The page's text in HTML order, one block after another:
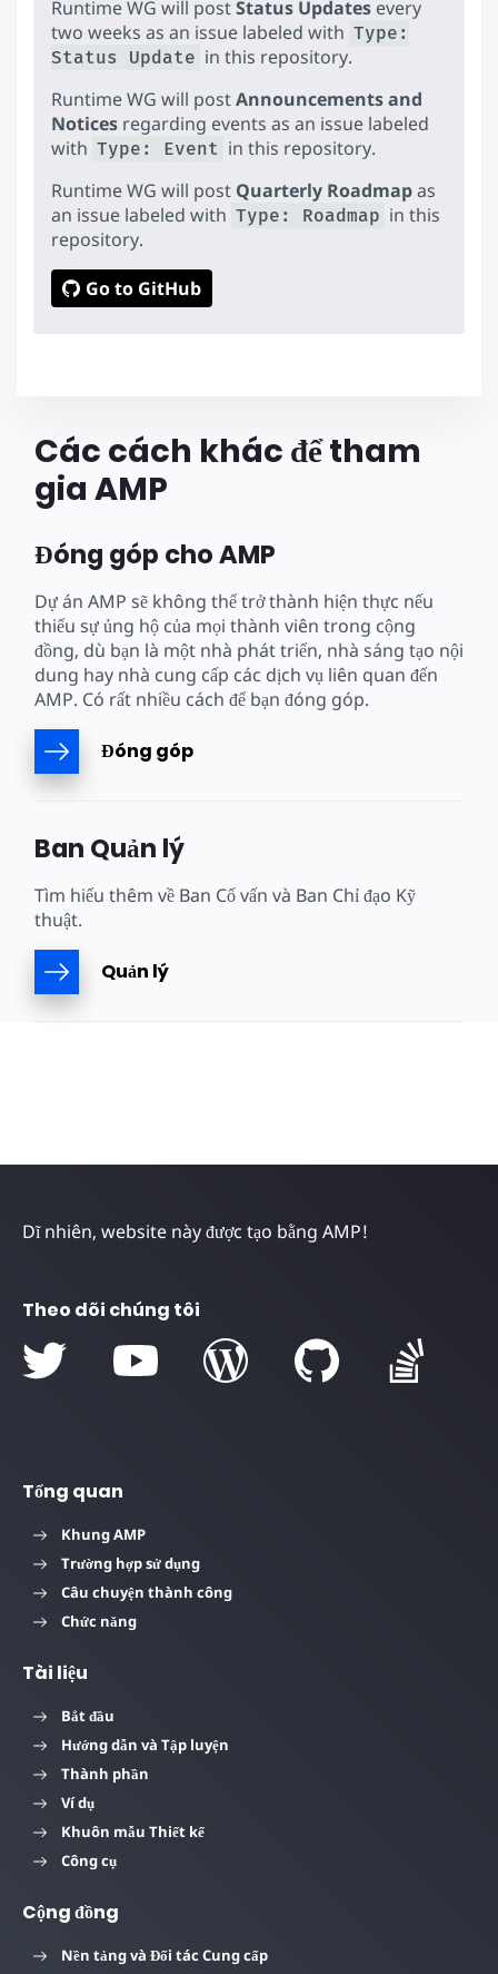
Runtime WG will postStatus Updates every
two weeks as an issue labeled with Type:
Status Update in this repository.
Runtime WG will postAnnouncements and
Notices regarding events as an issue labeled
with Type: Event in this repository.
Runtime WG will post Quarterly Roadmapas
an issue labeled with Type: Roadmap in this
repository.
Go to GitHub
Các cách khác để tham
gia AMP
Đóng góp cho AMP
Dự án AMP sẽ không thể trở thành hiện thực nếu
thiếu sự ủng hộ của mọi thành viên trong cộng
đồng, dù bạn là một nhà phát triển, nhà sáng tạo nội
dung hay nhà cung cấp các dịch vụ liên quan đến
AMP. Có rất nhiều cách để bạn đóng góp.
Đóng góp
Ban Quản lý
Tìm hiểu thêm về Ban Cố vấn và Ban Chỉ đạo Kỹ
thuật.
Quản lý
Dĩ nhiên, website này được tạo bằng AMP!
Theo dõi chúng tôi
Tổng quan
Khung AMP
Trường hợp sử dụng
Câu chuyện thành công
Chức năng
Tài liệu
Bắt đầu
Hướng dẫn và Tập luyện
Thành phần
Ví dụ
Khuôn mẫu Thiết kế
Công cụ
Cộng đồng
Nền tảng và Đối tác Cung cấp